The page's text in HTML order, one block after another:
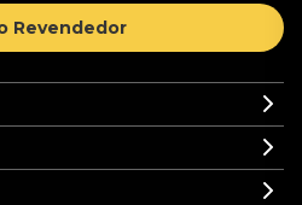
Revendedor